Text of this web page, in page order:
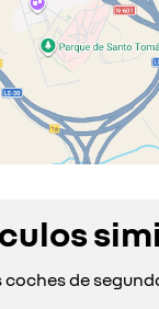
de